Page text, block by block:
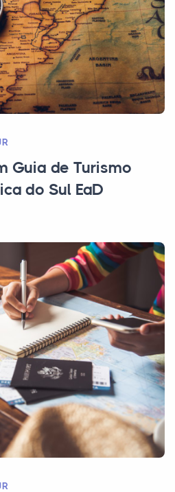
Guia de Turismo
do Sul EaD